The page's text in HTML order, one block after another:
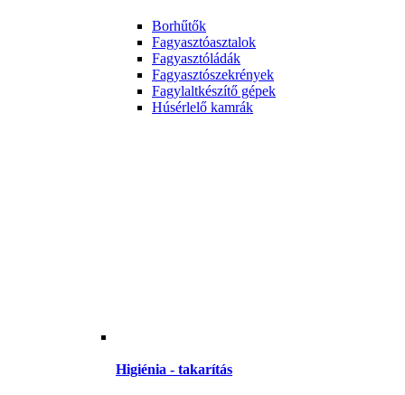
Borhűtők
Fagyasztóasztalok
Fagyasztóládák
Fagyasztószekrények
Fagylaltkészítő gépek
Húsérlelő kamrák
Higiénia - takarítás